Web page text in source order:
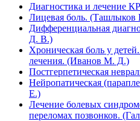
Диагностика и лечение
Лицевая боль.
Дифференциальная
Д. В.)
Хроническая боль у
лечения. (Иванов М. Д.)
Постгерпетическая
Нейропатическая
Е.)
Лечение болевых
переломах позвонков.